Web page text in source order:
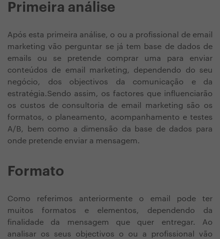
Primeira análise
Após esta primeira análise, o ou a profissional de email
marketing vão perguntar se já tem base de dados de
emails ou se pretende comprar uma para enviar
conteúdos de email marketing, dependendo do seu
negócio, dos objectivos da comunicação e da
estratégia.Sendo assim, os factores que influenciarão
os custos de consultoria de email marketing são os
formatos, o planeamento, acompanhamento e testes
A/B, bem como a dimensão da base de dados para
onde pretende enviar a mensagem.
Formato
Como referimos anteriormente o email pode ter
muitos formatos e elementos, dependendo da
finalidade da mensagem que quer entregar. Ao
analisar os seus objectivos o ou a profissional vão